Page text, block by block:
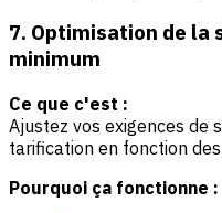
7. Optimisation de la
minimum
Ce que c'est :
Ajustez vos exigences de
tarification en fonction
Pourquoi ça fonctionne :